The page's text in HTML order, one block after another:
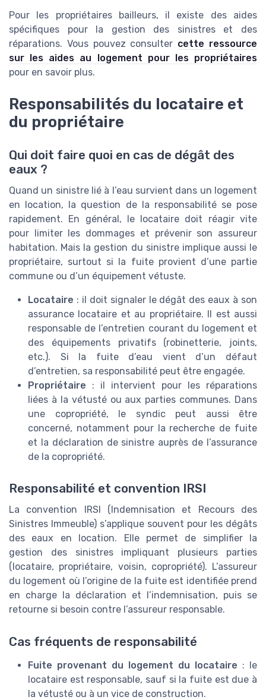
Pour les propriétaires bailleurs, il existe des aides
spécifiques pour la gestion des sinistres et des
réparations. Vous pouvez consulter cette ressource
sur les aides au logement pour les propriétaires
pour en savoir plus.
Responsabilités du locataire et
du propriétaire
Qui doit faire quoi en cas de dégât des
eaux ?
Quand un sinistre lié à l’eau survient dans un logement
en location, la question de la responsabilité se pose
rapidement. En général, le locataire doit réagir vite
pour limiter les dommages et prévenir son assureur
habitation. Mais la gestion du sinistre implique aussi le
propriétaire, surtout si la fuite provient d’une partie
commune ou d’un équipement vétuste.
Locataire : il doit signaler le dégât des eaux à son
assurance locataire et au propriétaire. Il est aussi
responsable de l’entretien courant du logement et
des équipements privatifs (robinetterie, joints,
etc.). Si la fuite d’eau vient d’un défaut
d’entretien, sa responsabilité peut être engagée.
Propriétaire : il intervient pour les réparations
liées à la vétusté ou aux parties communes. Dans
une copropriété, le syndic peut aussi être
concerné, notamment pour la recherche de fuite
et la déclaration de sinistre auprès de l’assurance
de la copropriété.
Responsabilité et convention IRSI
La convention IRSI (Indemnisation et Recours des
Sinistres Immeuble) s’applique souvent pour les dégâts
des eaux en location. Elle permet de simplifier la
gestion des sinistres impliquant plusieurs parties
(locataire, propriétaire, voisin, copropriété). L’assureur
du logement où l’origine de la fuite est identifiée prend
en charge la déclaration et l’indemnisation, puis se
retourne si besoin contre l’assureur responsable.
Cas fréquents de responsabilité
Fuite provenant du logement du locataire : le
locataire est responsable, sauf si la fuite est due à
la vétusté ou à un vice de construction.